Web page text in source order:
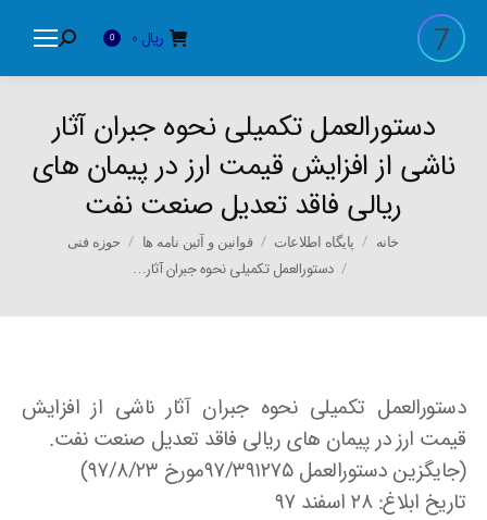
ریال 0
Search:
دستورالعمل تکمیلی نحوه جبران آثار
ناشی از افزایش قیمت ارز در پیمان های
ریالی فاقد تعدیل صنعت نفت
You are here:
خانه پایگاه اطلاعات قوانین و آئین نامه ها حوزه فنی
دستورالعمل تکمیلی نحوه جبران آثار…
دستورالعمل تکمیلی نحوه جبران آثار ناشی از افزایش
قیمت ارز در پیمان های ریالی فاقد تعدیل صنعت نفت.
(جایگزین دستورالعمل ۹۷/۳۹۱۲۷۵مورخ ۹۷/۸/۲۳)
تاریخ ابلاغ: ۲۸ اسفند ۹۷